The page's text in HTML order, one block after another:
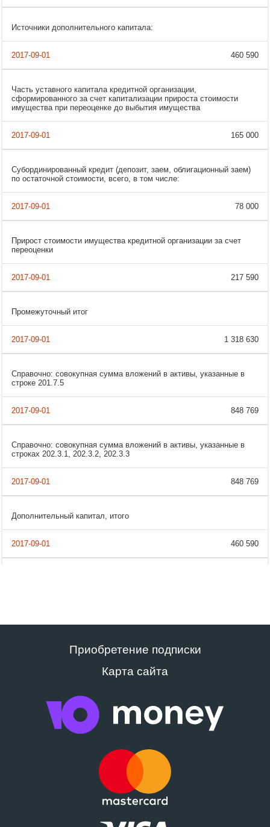
Источники дополнительного капитала:
460 590
Часть уставного капитала кредитной организации,
сформированного за счет капитализации прироста стоимости
имущества при переоценке до выбытия имущества
165 000
Субординированный кредит (депозит, заем, облигационный заем)
по остаточной стоимости, всего, в том числе:
78 000
Прирост стоимости имущества кредитной организации за счет
переоценки
217 590
Промежуточный итог
1 318 630
Справочно: совокупная сумма вложений в активы, указанные в
строке 201.7.5
848 769
Справочно: совокупная сумма вложений в активы, указанные в
строках 202.3.1, 202.3.2, 202.3.3
848 769
Дополнительный капитал, итого
460 590
Приобретение подписки
Карта сайта